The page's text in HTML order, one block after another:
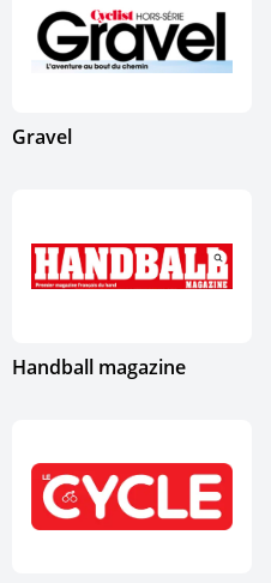
Gravel
Handball magazine